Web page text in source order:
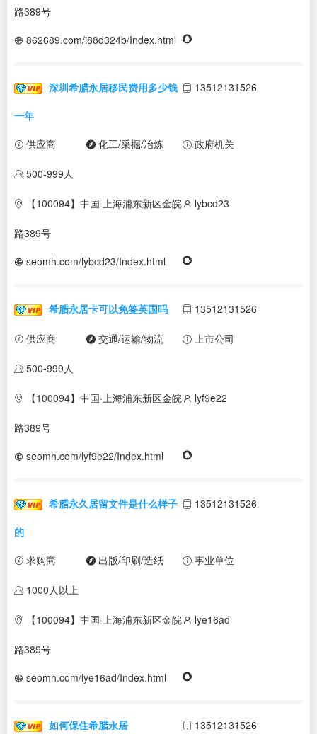
路389号
862689.com/i88d324b/Index.html
深圳希腊永居移民费用多少钱
一年
13512131526
供应商 化工/采掘/冶炼 政府机关
500-999人
【100094】中国·上海浦东新区金皖
路389号
lybcd23
seomh.com/lybcd23/Index.html
希腊永居卡可以免签英国吗 13512131526
供应商 交通/运输/物流 上市公司
500-999人
【100094】中国·上海浦东新区金皖
路389号
lyf9e22
seomh.com/lyf9e22/Index.html
希腊永久居留文件是什么样子
的
13512131526
求购商 出版/印刷/造纸 事业单位
1000人以上
【100094】中国·上海浦东新区金皖
路389号
lye16ad
seomh.com/lye16ad/Index.html
如何保住希腊永居 13512131526